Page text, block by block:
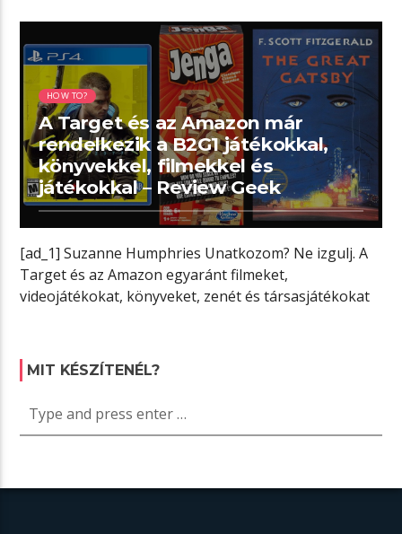
02:07 READ TIME
HOW TO?
A Target és az Amazon már
rendelkezik a B2G1 játékokkal,
könyvekkel, filmekkel és
játékokkal – Review Geek
[ad_1] Suzanne Humphries Unatkozom? Ne izgulj. A
Target és az Amazon egyaránt filmeket,
videojátékokat, könyveket, zenét és társasjátékokat
MIT KÉSZÍTENÉL?